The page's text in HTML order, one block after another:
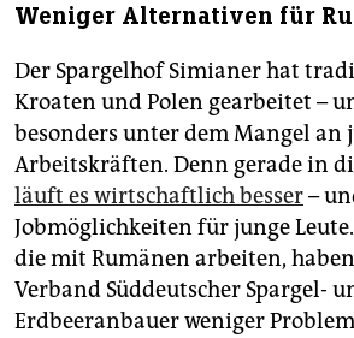
Weniger Alternativen für
Der Spargelhof Simianer hat
Kroaten und Polen gearbeitet –
besonders unter dem Mangel an
Arbeitskräften. Denn gerade in
läuft es wirtschaftlich besser–
Jobmöglichkeiten für junge
die mit Rumänen arbeiten,
Verband Süddeutscher Spargel-
Erdbeeranbauer weniger